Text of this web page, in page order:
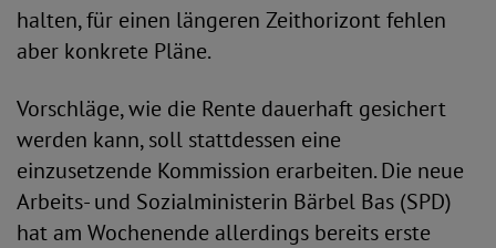
halten, für einen längeren Zeithorizont fehlen
aber konkrete Pläne.
Vorschläge, wie die Rente dauerhaft gesichert
werden kann, soll stattdessen eine
einzusetzende Kommission erarbeiten. Die neue
Arbeits- und Sozialministerin Bärbel Bas (SPD)
hat am Wochenende allerdings bereits erste